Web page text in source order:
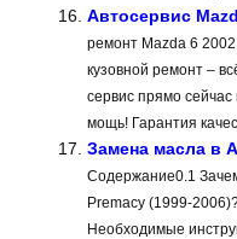
Автосервис
ремонт Mazda 6 2002
кузовной ремонт –
сервис прямо
мощь! Гарантия
Замена масла в
Содержание0.1
Premacy (1999-
Необходимые